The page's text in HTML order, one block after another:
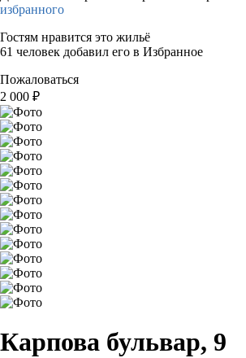
избранного
Гостям нравится это жильё
61 человек добавил его в Избранное
Пожаловаться
2 000 ₽
Карпова бульвар, 9